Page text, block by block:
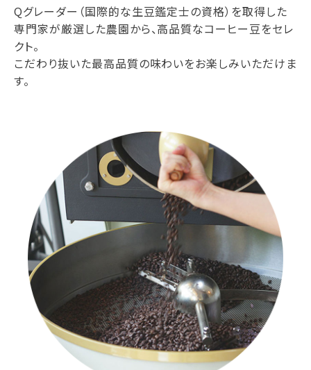
Qグレーダー（国際的な生豆鑑定士の資格）を取得した
専門家が厳選した農園から、高品質なコーヒー豆をセレ
クト。
こだわり抜いた最高品質の味わいをお楽しみいただけま
す。